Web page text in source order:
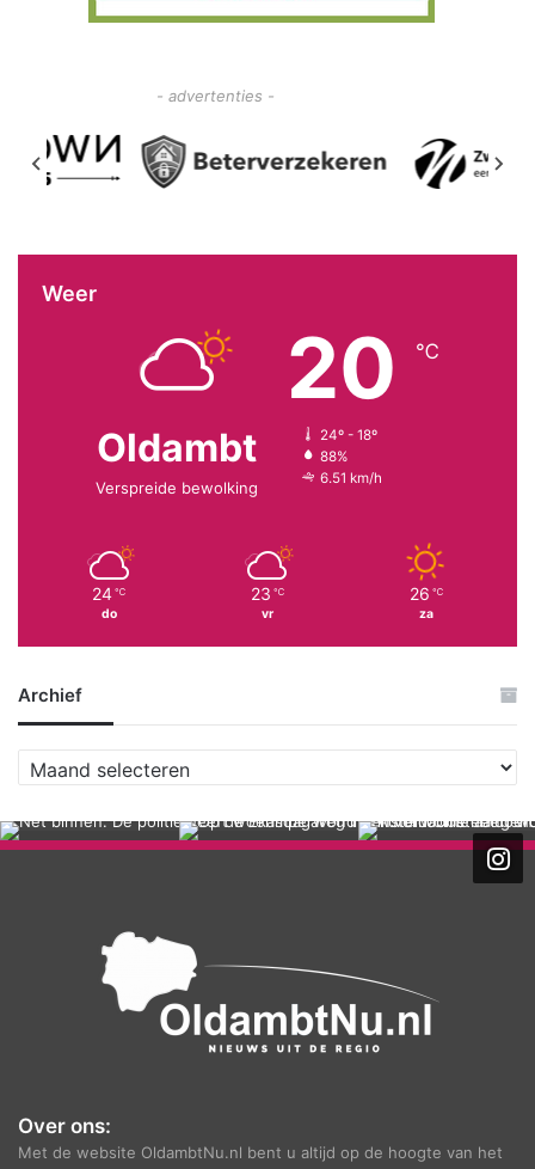
- advertenties -
Weer
Oldambt
Verspreide bewolking
20 ℃
24º - 18º
88%
6.51 km/h
24 ℃
do
23 ℃
vr
26 ℃
za
Archief
r
h
Over ons:
Met de website OldambtNu.nl bent u altijd op de hoogte van het